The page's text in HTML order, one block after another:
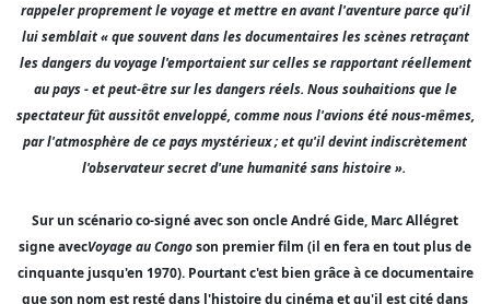
rappeler proprement le voyage et mettre en avant l'aventure parce qu'il
lui semblait « que souvent dans les documentaires les scènes retraçant
les dangers du voyage l'emportaient sur celles se rapportant réellement
au pays - et peut-être sur les dangers réels. Nous souhaitions que le
spectateur fût aussitôt enveloppé, comme nous l'avions été nous-mêmes,
par l'atmosphère de ce pays mystérieux ; et qu'il devint indiscrètement
l'observateur secret d'une humanité sans histoire ».
Sur un scénario co-signé avec son oncle André Gide, Marc Allégret
signe avecVoyage au Congoson premier film (il en fera en tout plus de
cinquante jusqu'en 1970). Pourtant c'est bien grâce à ce documentaire
que son nom est resté dans l'histoire du cinéma et qu'il est cité dans